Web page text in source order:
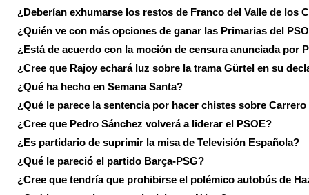
¿Deberían exhumarse los restos de Franco del Valle de los
¿Quién ve con más opciones de ganar las Primarias del
¿Está de acuerdo con la moción de censura anunciada por
¿Cree que Rajoy echará luz sobre la trama Gürtel en su
¿Qué ha hecho en Semana Santa?
¿Qué le parece la sentencia por hacer chistes sobre
¿Cree que Pedro Sánchez volverá a liderar el PSOE?
¿Es partidario de suprimir la misa de Televisión Española?
¿Qué le pareció el partido Barça-PSG?
¿Cree que tendría que prohibirse el polémico autobús de